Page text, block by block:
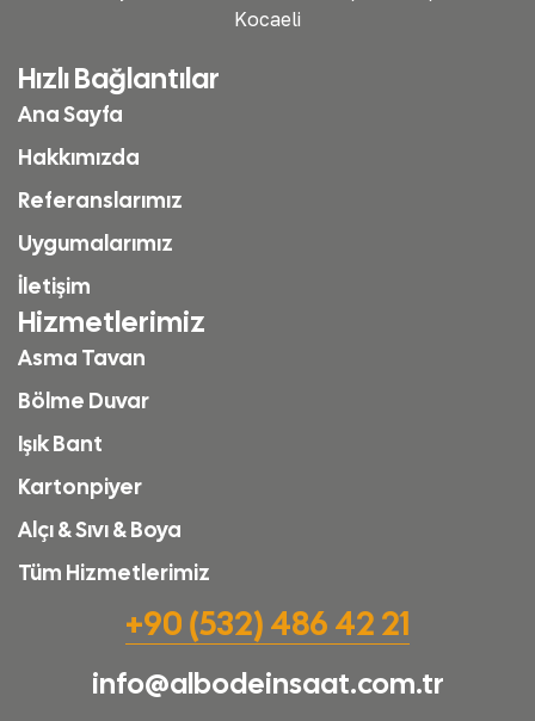
Kocaeli
Hızlı Bağlantılar
Ana Sayfa
Hakkımızda
Referanslarımız
Uygumalarımız
İletişim
Hizmetlerimiz
Asma Tavan
Bölme Duvar
Işık Bant
Kartonpiyer
Alçı & Sıvı & Boya
Tüm Hizmetlerimiz
+90 (532) 486 42 21
info@albodeinsaat.com.tr